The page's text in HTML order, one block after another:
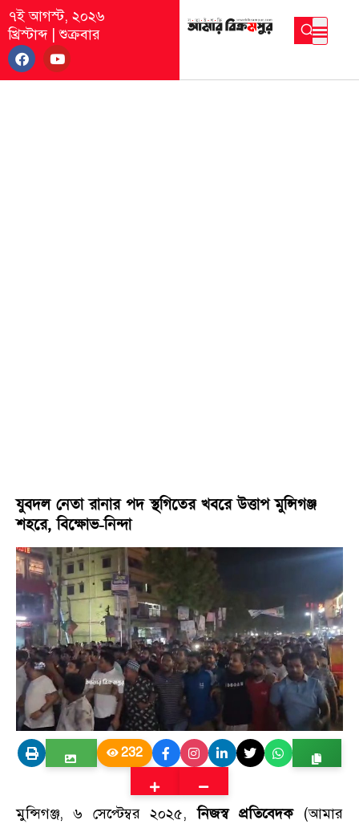
৭ই আগস্ট, ২০২৬
খ্রিস্টাব্দ|শুক্রবার
যুবদল নেতা রানার পদ স্থগিতের খবরে উত্তাপ মুন্সিগঞ্জ
শহরে, বিক্ষোভ-নিন্দা
232
মুন্সিগঞ্জ, ৬ সেপ্টেম্বর ২০২৫,নিজস্ব প্রতিবেদক(আমার